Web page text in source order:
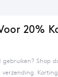
20%
Shop
verzending.